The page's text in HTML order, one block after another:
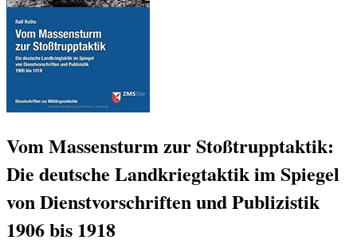
Vom Massensturm zur Stoßtrupptaktik:
Die deutsche Landkriegtaktik im Spiegel
von Dienstvorschriften und Publizistik
1906 bis 1918